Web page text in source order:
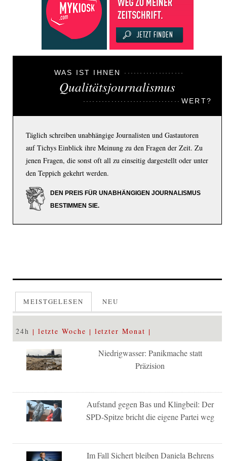
WAS IST IHNEN
Qualitätsjournalismus
WERT?
Täglich schreiben unabhängige Journalisten und Gastautoren
auf Tichys Einblick ihre Meinung zu den Fragen der Zeit. Zu
jenen Fragen, die sonst oft all zu einseitig dargestellt oder unter
den Teppich gekehrt werden.
DEN PREIS FÜR UNABHÄNGIGEN JOURNALISMUS
BESTIMMEN SIE.
MEISTGELESEN NEU
24h letzte Woche letzter Monat
Niedrigwasser: Panikmache statt
Präzision
Aufstand gegen Bas und Klingbeil: Der
SPD-Spitze bricht die eigene Partei weg
Im Fall Sichert bleiben Daniela Behrens